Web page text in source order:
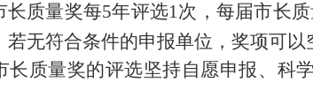
长质量奖每5年评选1次，每届市长
若无符合条件的申报单位，奖项可以
长质量奖的评选坚持自愿申报、科